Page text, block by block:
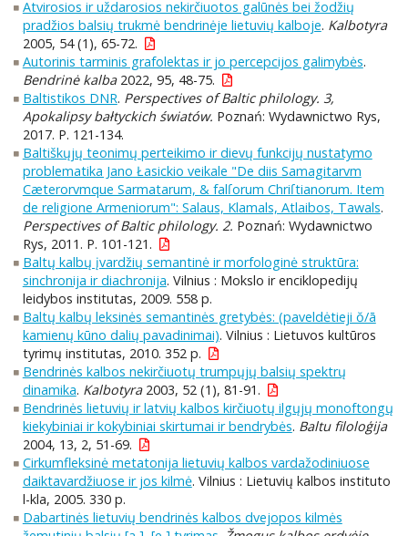
Atvirosios ir uždarosios nekirčiuotos galūnės bei žodžių
pradžios balsių trukmė bendrinėje lietuvių kalboje. Kalbotyra
2005, 54 (1), 65-72.
Autorinis tarminis grafolektas ir jo percepcijos galimybės.
Bendrinė kalba2022, 95, 48-75.
Baltistikos DNR. Perspectives of Baltic philology. 3,
Apokalipsy bałtyckich światów. Poznań: Wydawnictwo Rys,
2017. P. 121-134.
Baltiškųjų teonimų perteikimo ir dievų funkcijų nustatymo
problematika Jano Łasickio veikale "De diis Samagitarvm
Cæterorvmque Sarmatarum, & falſorum Chriſtianorum. Item
de religione Armeniorum": Salaus, Klamals, Atlaibos, Tawals.
Perspectives of Baltic philology. 2. Poznań: Wydawnictwo
Rys, 2011. P. 101-121.
Baltų kalbų įvardžių semantinė ir morfologinė struktūra:
sinchronija ir diachronija. Vilnius : Mokslo ir enciklopedijų
leidybos institutas, 2009. 558 p.
Baltų kalbų leksinės semantinės gretybės: (paveldėtieji ŏ/ā
kamienų kūno dalių pavadinimai). Vilnius : Lietuvos kultūros
tyrimų institutas, 2010. 352 p.
Bendrinės kalbos nekirčiuotų trumpųjų balsių spektrų
dinamika. Kalbotyra2003, 52 (1), 81-91.
Bendrinės lietuvių ir latvių kalbos kirčiuotų ilgųjų monoftongų
kiekybiniai ir kokybiniai skirtumai ir bendrybės. Baltu filoloģija
2004, 13, 2, 51-69.
Cirkumfleksinė metatonija lietuvių kalbos vardažodiniuose
daiktavardžiuose ir jos kilmė. Vilnius : Lietuvių kalbos instituto
l-kla, 2005. 330 p.
Dabartinės lietuvių bendrinės kalbos dvejopos kilmės